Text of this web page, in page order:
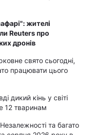
жителі
Reuters про
дронів
свято сьогодні,
працювати цього
дикий кінь у світі
12 тваринам
та багато